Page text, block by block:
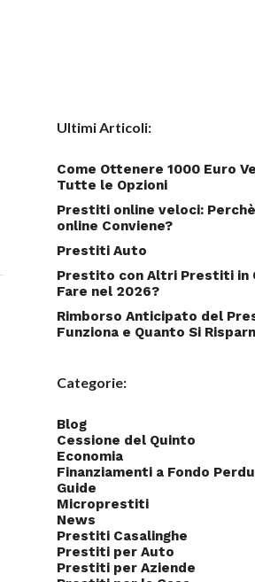
Ultimi Articoli:
Come Ottenere 1000 Euro
Tutte le Opzioni
Prestiti online veloci:
online Conviene?
Prestiti Auto
Prestito con Altri Prestiti in
Fare nel 2026?
Rimborso Anticipato del
Funziona e Quanto Si
Categorie:
Blog
Cessione del Quinto
Economia
Finanziamenti a Fondo
Guide
Microprestiti
News
Prestiti Casalinghe
Prestiti per Auto
Prestiti per Aziende